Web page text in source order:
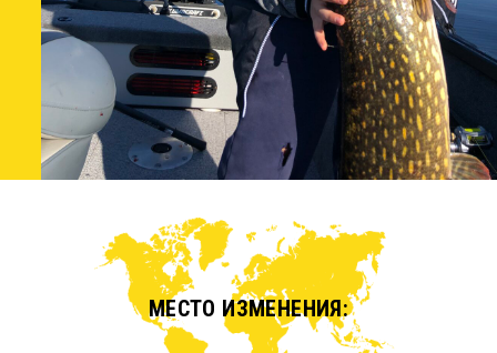
МЕСТО ИЗМЕНЕНИЯ: